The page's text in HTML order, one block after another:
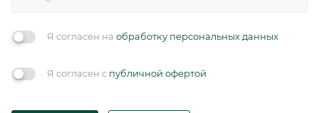
Я согласен на обработку персональных данных
Я согласен с публичной офертой